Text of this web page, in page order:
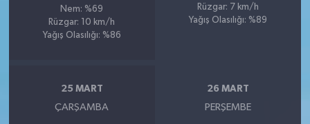
Nem: %69
Rüzgar: 10 km/h
Yağış Olasılığı: %86
Rüzgar: 7 km/h
Yağış Olasılığı: %89
25 MART
ÇARŞAMBA
26 MART
PERŞEMBE